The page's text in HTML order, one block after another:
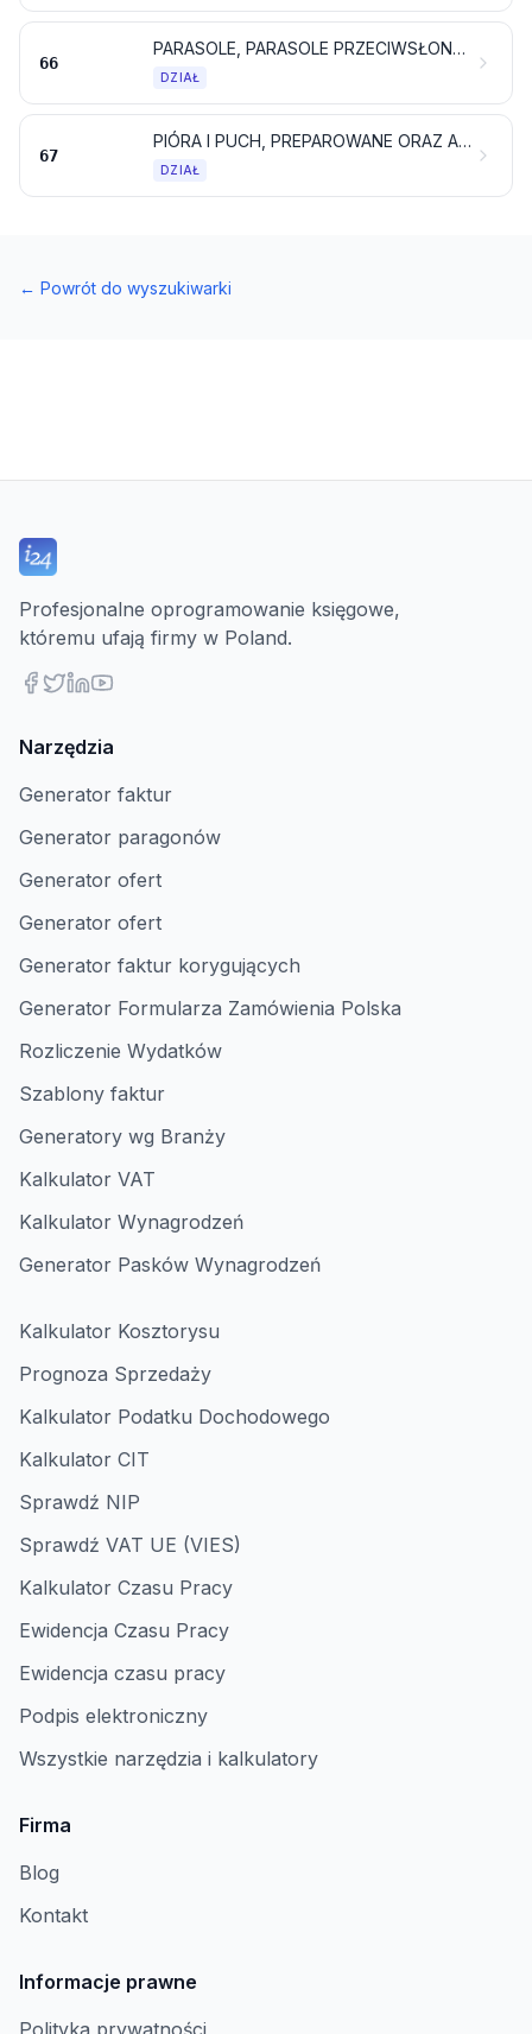
66
PARASOLE, PARASOLE PRZECIWSŁONECZNE, LASKI, STOŁKI MYŚLIWSKIE, BICZE, SZPICRUTY I ICH CZĘŚCI
DZIAŁ
67
PIÓRA I PUCH, PREPAROWANE ORAZ ARTYKUŁY WYKONANE Z PIÓR LUB PUCHU; KWIATY SZTUCZNE; ARTYKUŁY Z WŁOSÓW LUDZKICH
DZIAŁ
← Powrót do wyszukiwarki
Profesjonalne oprogramowanie księgowe,
któremu ufają firmy w Poland.
Narzędzia
Generator faktur
Generator paragonów
Generator ofert
Generator ofert
Generator faktur korygujących
Generator Formularza Zamówienia Polska
Rozliczenie Wydatków
Szablony faktur
Generatory wg Branży
Kalkulator VAT
Kalkulator Wynagrodzeń
Generator Pasków Wynagrodzeń
Kalkulator Kosztorysu
Prognoza Sprzedaży
Kalkulator Podatku Dochodowego
Kalkulator CIT
Sprawdź NIP
Sprawdź VAT UE (VIES)
Kalkulator Czasu Pracy
Ewidencja Czasu Pracy
Ewidencja czasu pracy
Podpis elektroniczny
Wszystkie narzędzia i kalkulatory
Firma
Blog
Kontakt
Informacje prawne
Polityka prywatności